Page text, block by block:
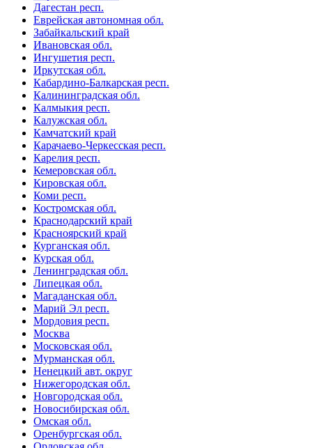
Дагестан респ.
Еврейская автономная обл.
Забайкальский край
Ивановская обл.
Ингушетия респ.
Иркутская обл.
Кабардино-Балкарская респ.
Калининградская обл.
Калмыкия респ.
Калужская обл.
Камчатский край
Карачаево-Черкесская респ.
Карелия респ.
Кемеровская обл.
Кировская обл.
Коми респ.
Костромская обл.
Краснодарский край
Красноярский край
Курганская обл.
Курская обл.
Ленинградская обл.
Липецкая обл.
Магаданская обл.
Марий Эл респ.
Мордовия респ.
Москва
Московская обл.
Мурманская обл.
Ненецкий авт. округ
Нижегородская обл.
Новгородская обл.
Новосибирская обл.
Омская обл.
Оренбургская обл.